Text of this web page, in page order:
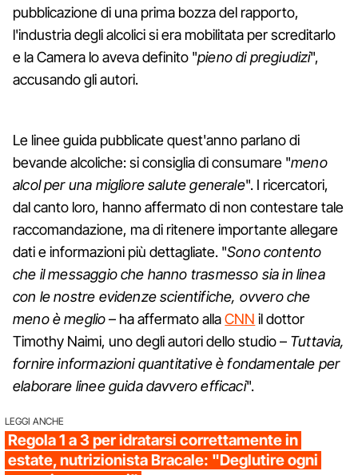
pubblicazione di una prima bozza del rapporto,
l'industria degli alcolici si era mobilitata per screditarlo
e la Camera lo aveva definito "pieno di pregiudizi",
accusando gli autori.
Le linee guida pubblicate quest'anno parlano di
bevande alcoliche: si consiglia di consumare "meno
alcol per una migliore salute generale". I ricercatori,
dal canto loro, hanno affermato di non contestare tale
raccomandazione, ma di ritenere importante allegare
dati e informazioni più dettagliate. "Sono contento
che il messaggio che hanno trasmesso sia in linea
con le nostre evidenze scientifiche, ovvero che
meno è meglio– ha affermato allaCNN il dottor
Timothy Naimi, uno degli autori dello studio – Tuttavia,
fornire informazioni quantitative è fondamentale per
elaborare linee guida davvero efficaci".
LEGGI ANCHE
Regola 1 a 3 per idratarsi correttamente in
estate, nutrizionista Bracale: "Deglutire ogni